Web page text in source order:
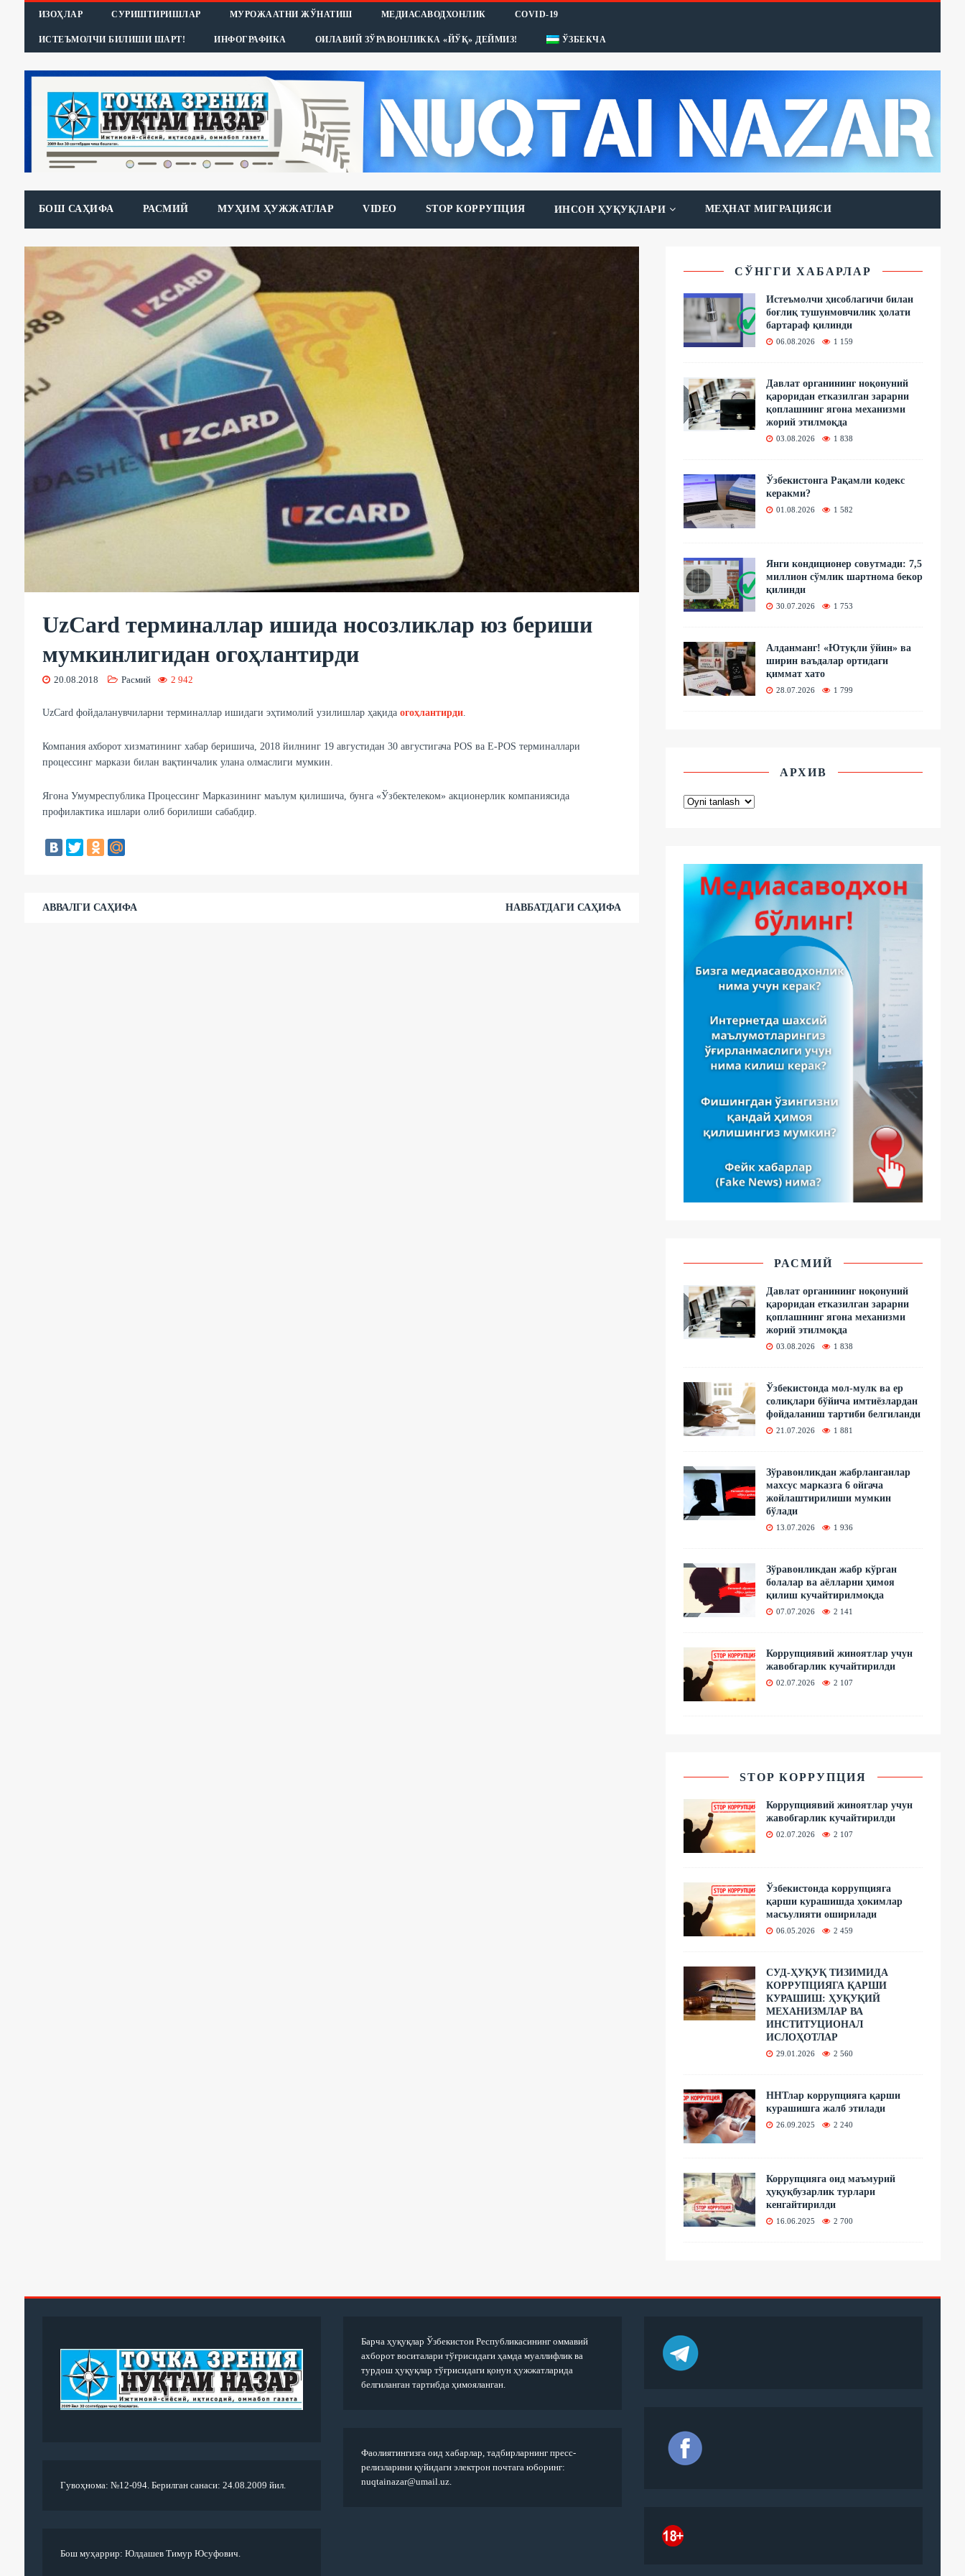
ИЗОҲЛАР СУРИШТИРИШЛАР МУРОЖААТНИ ЖЎНАТИШ МЕДИАСАВОДХОНЛИК COVID-19
ИСТЕЪМОЛЧИ БИЛИШИ ШАРТ! ИНФОГРАФИКА ОИЛАВИЙ ЗЎРАВОНЛИККА «ЙЎҚ» ДЕЙМИЗ! ЎЗБЕКЧА
БОШ САҲИФА РАСМИЙ МУҲИМ ҲУЖЖАТЛАР VIDEO STOP КОРРУПЦИЯ ИНСОН ҲУҚУҚЛАРИ МЕҲНАТ МИГРАЦИЯСИ
UzCard терминаллар ишида носозликлар юз бериши
мумкинлигидан огоҳлантирди
20.08.2018 Расмий 2 942
UzCard фойдаланувчиларни терминаллар ишидаги эҳтимолий узилишлар ҳақида огоҳлантирди.
Компания ахборот хизматининг хабар беришича, 2018 йилнинг 19 августидан 30 августигача POS ва E-POS терминаллари
процессинг маркази билан вақтинчалик улана олмаслиги мумкин.
Ягона Умумреспублика Процессинг Марказининг маълум қилишича, бунга «Ўзбектелеком» акционерлик компаниясида
профилактика ишлари олиб борилиши сабабдир.
АВВАЛГИ САҲИФА НАВБАТДАГИ САҲИФА
СЎНГГИ ХАБАРЛАР
Истеъмолчи ҳисоблагичи билан
боғлиқ тушунмовчилик ҳолати
бартараф қилинди
06.08.2026 1 159
Давлат органининг ноқонуний
қароридан етказилган зарарни
қоплашнинг ягона механизми
жорий этилмоқда
03.08.2026 1 838
Ўзбекистонга Рақамли кодекс
керакми?
01.08.2026 1 582
Янги кондиционер совутмади: 7,5
миллион сўмлик шартнома бекор
қилинди
30.07.2026 1 753
Алданманг! «Ютуқли ўйин» ва
ширин ваъдалар ортидаги
қиммат хато
28.07.2026 1 799
АРХИВ
РАСМИЙ
Давлат органининг ноқонуний
қароридан етказилган зарарни
қоплашнинг ягона механизми
жорий этилмоқда
03.08.2026 1 838
Ўзбекистонда мол-мулк ва ер
солиқлари бўйича имтиёзлардан
фойдаланиш тартиби белгиланди
21.07.2026 1 881
Зўравонликдан жабрланганлар
махсус марказга 6 ойгача
жойлаштирилиши мумкин
бўлади
13.07.2026 1 936
Зўравонликдан жабр кўрган
болалар ва аёлларни ҳимоя
қилиш кучайтирилмоқда
07.07.2026 2 141
Коррупциявий жиноятлар учун
жавобгарлик кучайтирилди
02.07.2026 2 107
STOP КОРРУПЦИЯ
Коррупциявий жиноятлар учун
жавобгарлик кучайтирилди
02.07.2026 2 107
Ўзбекистонда коррупцияга
қарши курашишда ҳокимлар
масъулияти оширилади
06.05.2026 2 459
СУД-ҲУҚУҚ ТИЗИМИДА
КОРРУПЦИЯГА ҚАРШИ
КУРАШИШ: ҲУҚУҚИЙ
МЕХАНИЗМЛАР ВА
ИНСТИТУЦИОНАЛ
ИСЛОҲОТЛАР
29.01.2026 2 560
ННТлар коррупцияга қарши
курашишга жалб этилади
26.09.2025 2 240
Коррупцияга оид маъмурий
ҳуқуқбузарлик турлари
кенгайтирилди
16.06.2025 2 700
Гувоҳнома: №12-094. Берилган санаси: 24.08.2009 йил.
Бош муҳаррир: Юлдашев Тимур Юсуфович.
Барча ҳуқуқлар Ўзбекистон Республикасининг оммавий
ахборот воситалари тўғрисидаги ҳамда муаллифлик ва
турдош ҳуқуқлар тўғрисидаги қонун ҳужжатларида
белгиланган тартибда ҳимояланган.
Фаолиятингизга оид хабарлар, тадбирларнинг пресс-
релизларини қуйидаги электрон почтага юборинг:
nuqtainazar@umail.uz.